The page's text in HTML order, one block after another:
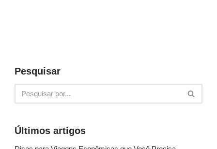
Pesquisar
Últimos artigos